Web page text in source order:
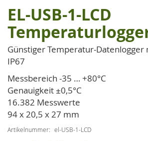
Zum
Anfang
der
Bildgalerie
springen
EL-USB-1-LCD
Günstiger Temperatur-Datenlogger
IP67
Messbereich -35 … +80°C
Genauigkeit ±0,5°C
16.382 Messwerte
94 x 20,5 x 27 mm
Artikelnummer el-USB-1-LCD